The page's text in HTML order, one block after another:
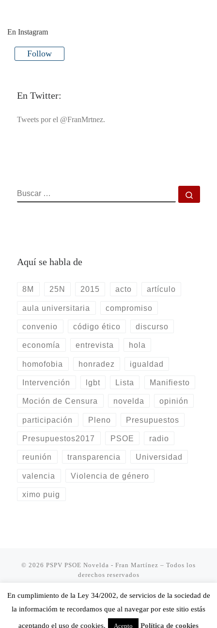
En Instagram
Follow
En Twitter:
Tweets por el @FranMrtnez.
BUSCAR
Aquí se habla de
8M 25N 2015 acto artículo
aula universitaria compromiso
convenio código ético discurso
economía entrevista hola
homofobia honradez igualdad
Intervención lgbt Lista Manifiesto
Moción de Censura novelda opinión
participación Pleno Presupuestos
Presupuestos2017 PSOE radio
reunión transparencia Universidad
valencia Violencia de género
ximo puig
© 2026 PSPV PSOE Novelda - Fran Martínez – Todos los
derechos reservados
En cumplimiento de la Ley 34/2002, de servicios de la sociedad de
la informacióm te recordamos que al navegar por este sitio estás
aceptando el uso de cookies. Acepto Política de cookies